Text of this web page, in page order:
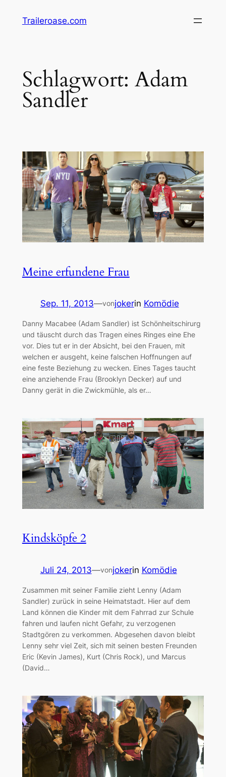
InhaltTraileroase.com
Schlagwort: Adam
Sandler
Meine erfundene Frau
Sep. 11, 2013—vonjokerin Komödie
Danny Macabee (Adam Sandler) ist Schönheitschirurg
und täuscht durch das Tragen eines Ringes eine Ehe
vor. Dies tut er in der Absicht, bei den Frauen, mit
welchen er ausgeht, keine falschen Hoffnungen auf
eine feste Beziehung zu wecken. Eines Tages taucht
eine anziehende Frau (Brooklyn Decker) auf und
Danny gerät in die Zwickmühle, als er…
Kindsköpfe 2
Juli 24, 2013—vonjokerin Komödie
Zusammen mit seiner Familie zieht Lenny (Adam
Sandler) zurück in seine Heimatstadt. Hier auf dem
Land können die Kinder mit dem Fahrrad zur Schule
fahren und laufen nicht Gefahr, zu verzogenen
Stadtgören zu verkommen. Abgesehen davon bleibt
Lenny sehr viel Zeit, sich mit seinen besten Freunden
Eric (Kevin James), Kurt (Chris Rock), und Marcus
(David…